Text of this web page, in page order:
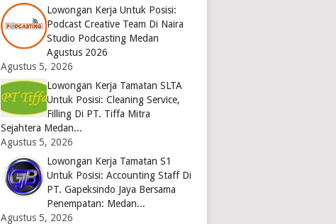
Lowongan Kerja Untuk Posisi:
Podcast Creative Team Di Naira
Studio Podcasting Medan
Agustus 2026
Agustus 5, 2026
Lowongan Kerja Tamatan SLTA
Untuk Posisi: Cleaning Service,
Filling Di PT. Tiffa Mitra
Sejahtera Medan...
Agustus 5, 2026
Lowongan Kerja Tamatan S1
Untuk Posisi: Accounting Staff Di
PT. Gapeksindo Jaya Bersama
Penempatan: Medan...
Agustus 5, 2026